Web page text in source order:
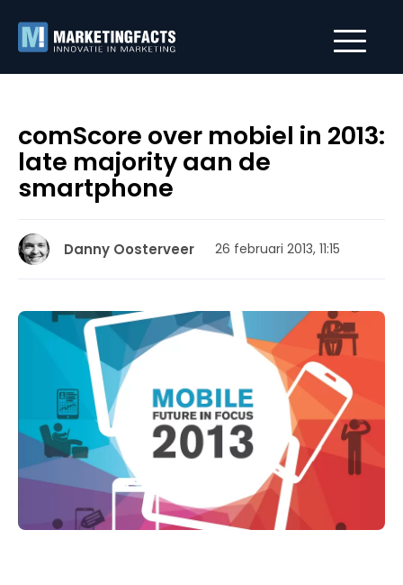
comScore over mobiel in 2013:
late majority aan de
smartphone
Danny Oosterveer 26 februari 2013, 11:15